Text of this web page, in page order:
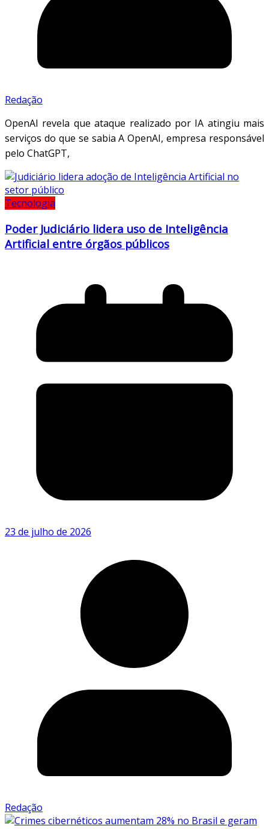
Redação
OpenAI revela que ataque realizado por IA atingiu mais
serviços do que se sabia A OpenAI, empresa responsável
pelo ChatGPT,
Tecnologia
Poder Judiciário lidera uso de Inteligência
Artificial entre órgãos públicos
23 de julho de 2026
Redação